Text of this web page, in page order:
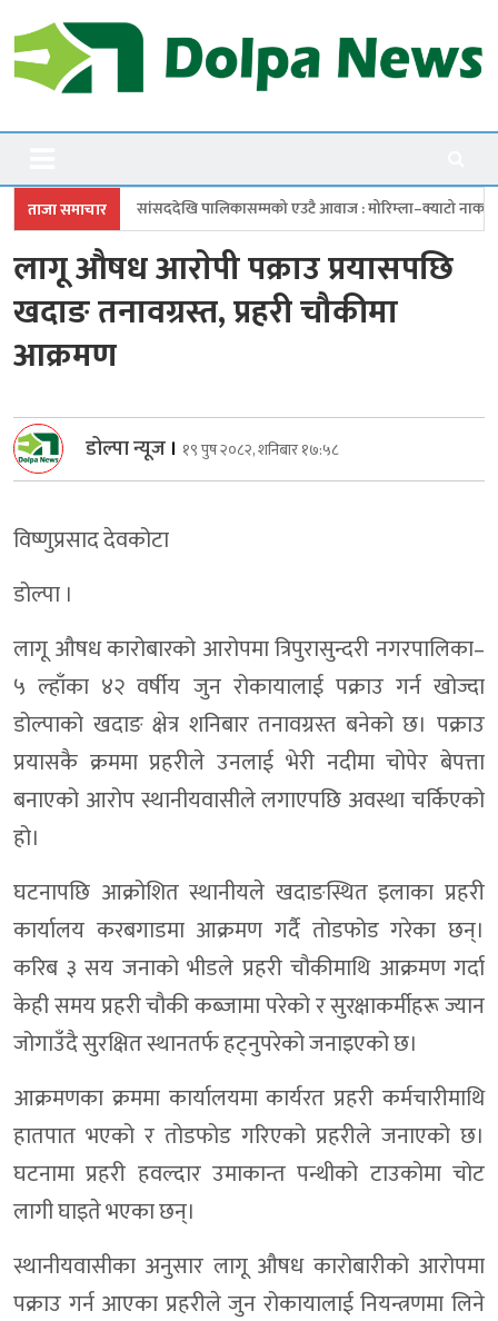
to
content
Dolpanews
ताजा समाचार
पालिकासम्मको एउटै आवाज : मोरिम्ला–क्याटो नाका तत्काल खोल
लागू औषध आराेपी पक्राउ प्रयासपछि
खदाङ तनावग्रस्त, प्रहरी चौकीमा
आक्रमण
डोल्पा न्यूज । १९ पुष २०८२, शनिबार १७:५८
विष्णुप्रसाद देवकोटा
डोल्पा ।
लागू औषध कारोबारको आरोपमा त्रिपुरासुन्दरी नगरपालिका–
५ ल्हाँका ४२ वर्षीय जुन रोकायालाई पक्राउ गर्न खोज्दा
डोल्पाको खदाङ क्षेत्र शनिबार तनावग्रस्त बनेको छ। पक्राउ
प्रयासकै क्रममा प्रहरीले उनलाई भेरी नदीमा चोपेर बेपत्ता
बनाएको आरोप स्थानीयवासीले लगाएपछि अवस्था चर्किएको
हो।
घटनापछि आक्रोशित स्थानीयले खदाङस्थित इलाका प्रहरी
कार्यालय करबगाडमा आक्रमण गर्दै तोडफोड गरेका छन्।
करिब ३ सय जनाको भीडले प्रहरी चौकीमाथि आक्रमण गर्दा
केही समय प्रहरी चौकी कब्जामा परेको र सुरक्षाकर्मीहरू ज्यान
जोगाउँदै सुरक्षित स्थानतर्फ हट्नुपरेको जनाइएको छ।
आक्रमणका क्रममा कार्यालयमा कार्यरत प्रहरी कर्मचारीमाथि
हातपात भएको र तोडफोड गरिएको प्रहरीले जनाएको छ।
घटनामा प्रहरी हवल्दार उमाकान्त पन्थीको टाउकोमा चोट
लागी घाइते भएका छन्।
स्थानीयवासीका अनुसार लागू औषध कारोबारीको आरोपमा
पक्राउ गर्न आएका प्रहरीले जुन रोकायालाई नियन्त्रणमा लिने